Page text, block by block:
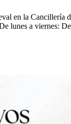
en la Cancillería
lunes a viernes: De